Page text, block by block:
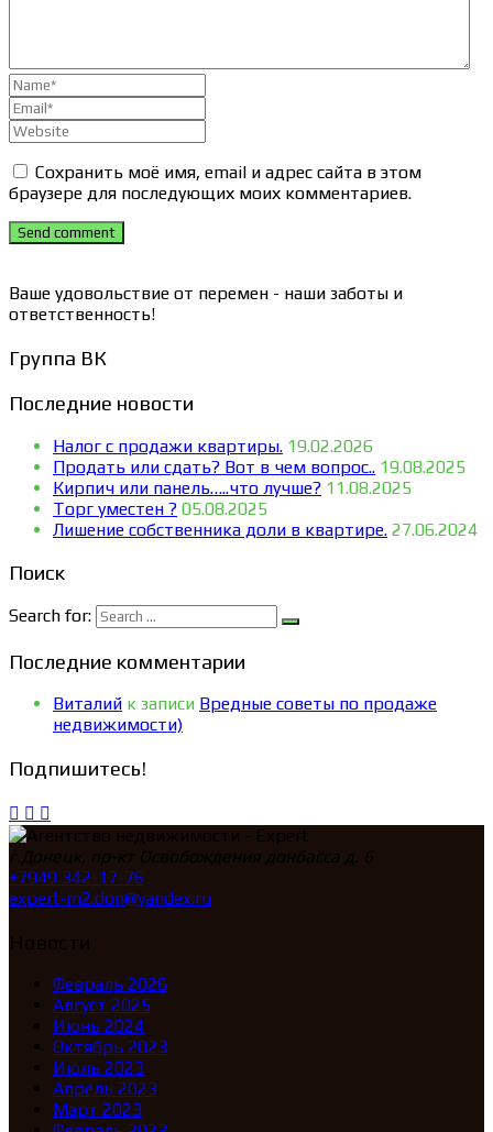
Сохранить моё имя, email и адрес сайта в этом
браузере для последующих моих комментариев.
Send comment
Ваше удовольствие от перемен - наши заботы и
ответственность!
Группа ВК
Последние новости
Налог с продажи квартиры. 19.02.2026
Продать или сдать? Вот в чем вопрос.. 19.08.2025
Кирпич или панель…..что лучше? 11.08.2025
Торг уместен ? 05.08.2025
Лишение собственника доли в квартире. 27.06.2024
Поиск
Search for:
Последние комментарии
Виталий к записи Вредные советы по продаже
недвижимости)
Подпишитесь!
+7949 342-17-76
expert-m2.don@yandex.ru
Февраль 2026
Август 2025
Июнь 2024
Октябрь 2023
Июль 2023
Апрель 2023
Март 2023